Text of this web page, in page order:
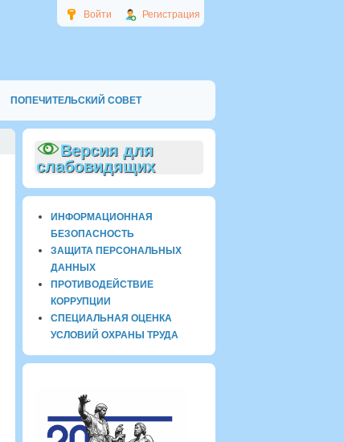
Войти Регистрация
ПОПЕЧИТЕЛЬСКИЙ СОВЕТ
Версия для
слабовидящих
ИНФОРМАЦИОННАЯ
БЕЗОПАСНОСТЬ
ЗАЩИТА ПЕРСОНАЛЬНЫХ
ДАННЫХ
ПРОТИВОДЕЙСТВИЕ
КОРРУПЦИИ
СПЕЦИАЛЬНАЯ ОЦЕНКА
УСЛОВИЙ ОХРАНЫ ТРУДА